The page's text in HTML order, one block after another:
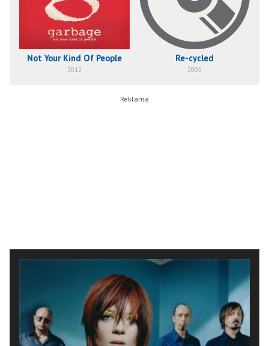
Not Your Kind Of People
2012
Re-cycled
2005